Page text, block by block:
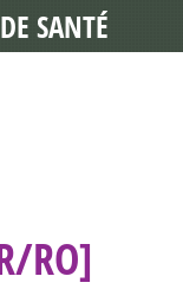
RO]
SANTÉ